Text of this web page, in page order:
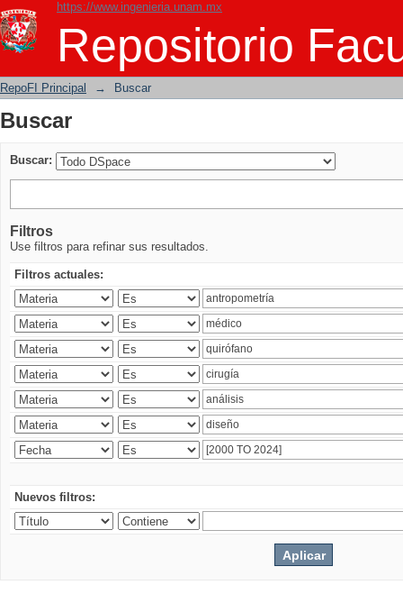
https://www.ingenieria.unam.mx
Repositorio
Buscar
RepoFI Principal → Buscar
Buscar
Buscar:
Filtros
Use filtros para refinar sus resultados.
Filtros actuales:
Nuevos filtros: